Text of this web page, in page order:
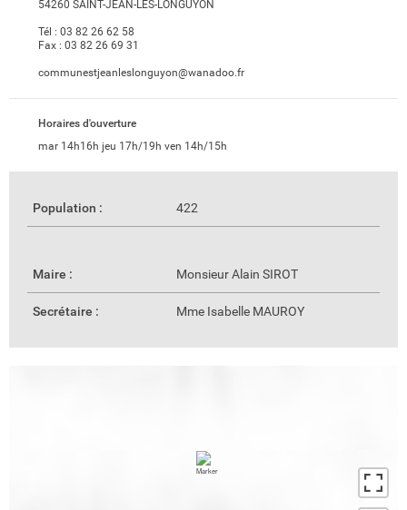
54260 SAINT-JEAN-LÈS-LONGUYON
Tél : 03 82 26 62 58
Fax : 03 82 26 69 31
communestjeanleslonguyon@wanadoo.fr
Horaires d'ouverture
mar 14h16h jeu 17h/19h ven 14h/15h
Population : 422
Maire : Monsieur Alain SIROT
Secrétaire : Mme Isabelle MAUROY